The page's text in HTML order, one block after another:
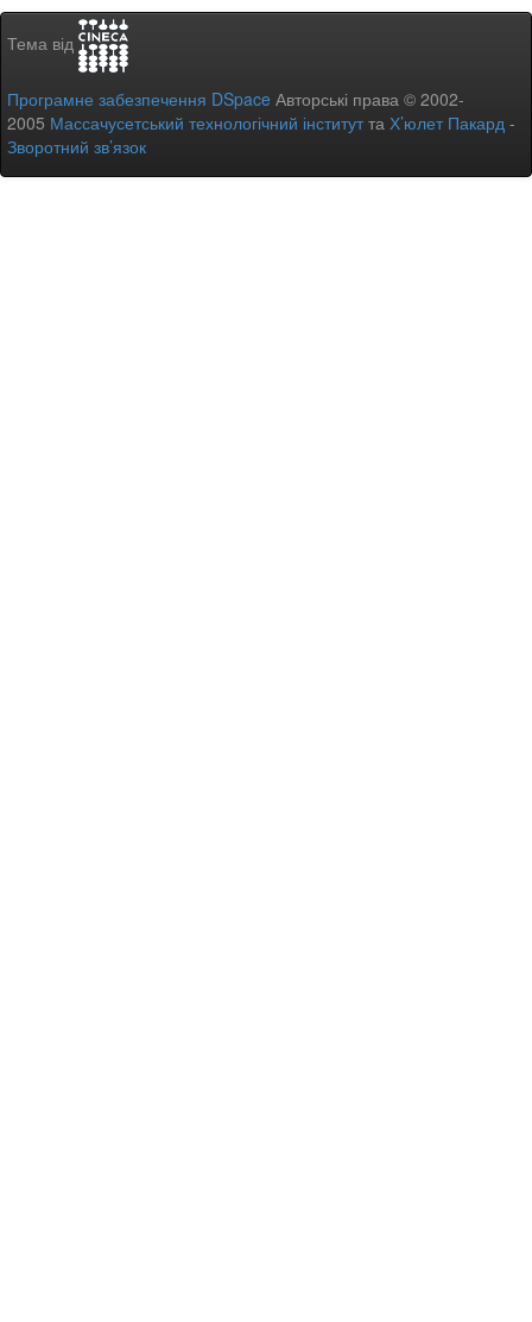
Тема від
Програмне забезпечення DSpace Авторські права © 2002-
2005 Массачусетський технологічний інститутта Х’юлет Пакард -
Зворотний зв’язок